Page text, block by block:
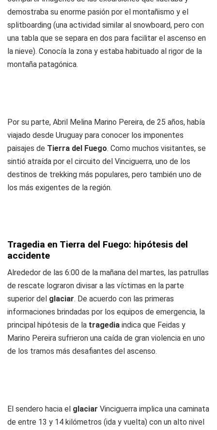
demostraba su enorme pasión por el montañismo y el
splitboarding (una actividad similar al snowboard, pero con
una tabla que se separa en dos para facilitar el ascenso en
la nieve). Conocía la zona y estaba habituado al rigor de la
montaña patagónica.
Por su parte, Abril Melina Marino Pereira, de 25 años, había
viajado desde Uruguay para conocer los imponentes
paisajes de Tierra del Fuego. Como muchos visitantes, se
sintió atraída por el circuito del Vinciguerra, uno de los
destinos de trekking más populares, pero también uno de
los más exigentes de la región.
Tragedia en Tierra del Fuego: hipótesis del
accidente
Alrededor de las 6:00 de la mañana del martes, las patrullas
de rescate lograron divisar a las víctimas en la parte
superior del glaciar. De acuerdo con las primeras
informaciones brindadas por los equipos de emergencia, la
principal hipótesis de la tragedia indica que Feidas y
Marino Pereira sufrieron una caída de gran violencia en uno
de los tramos más desafiantes del ascenso.
El sendero hacia el glaciar Vinciguerra implica una caminata
de entre 13 y 14 kilómetros (ida y vuelta) con un alto nivel